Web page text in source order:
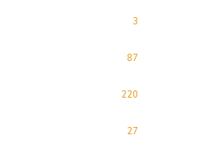
3
87
220
27